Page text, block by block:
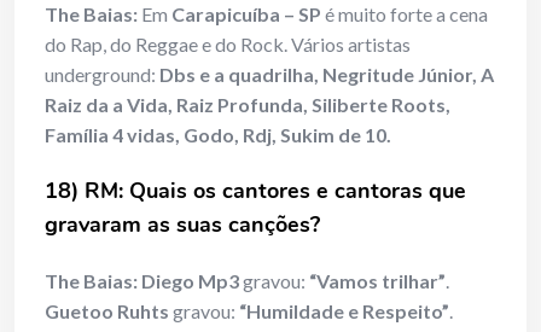
The Baias: Em Carapicuíba – SP é muito forte a cena
do Rap, do Reggae e do Rock. Vários artistas
underground: Dbs e a quadrilha, Negritude Júnior, A
Raiz da a Vida, Raiz Profunda, Siliberte Roots,
Família 4 vidas, Godo, Rdj, Sukim de 10.
18) RM: Quais os cantores e cantoras que
gravaram as suas canções?
The Baias: Diego Mp3gravou: “Vamos trilhar”.
Guetoo Ruhts gravou: “Humildade e Respeito”.